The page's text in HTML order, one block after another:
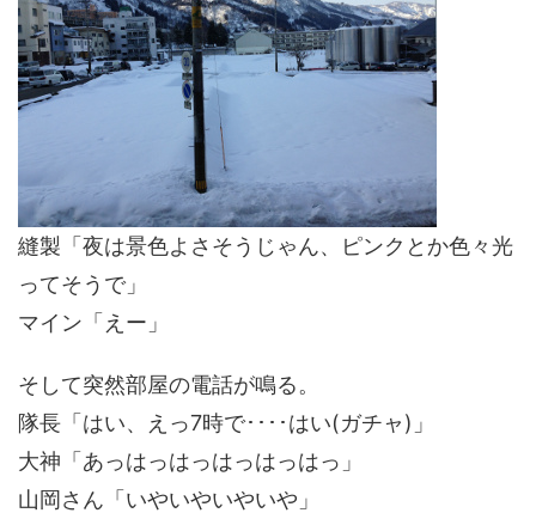
縫製「夜は景色よさそうじゃん、ピンクとか色々光
ってそうで」
マイン「えー」
そして突然部屋の電話が鳴る。
隊長「はい、えっ7時で････はい(ガチャ)」
大神「あっはっはっはっはっはっ」
山岡さん「いやいやいやいや」